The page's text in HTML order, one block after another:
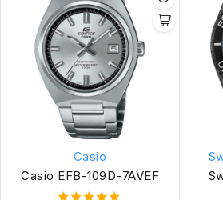
Casio
Casio EFB-109D-7AVEF